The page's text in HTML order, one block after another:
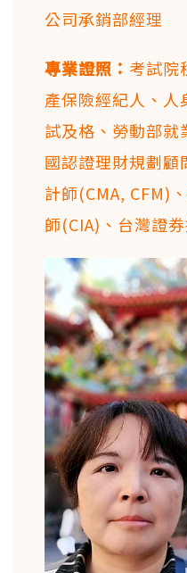
公司承銷部經理
專業證照： 考試院
產保險經紀人、人
試及格、勞動部就
國認證理財規劃
計師(CMA, CFM)
師(CIA)、台灣證